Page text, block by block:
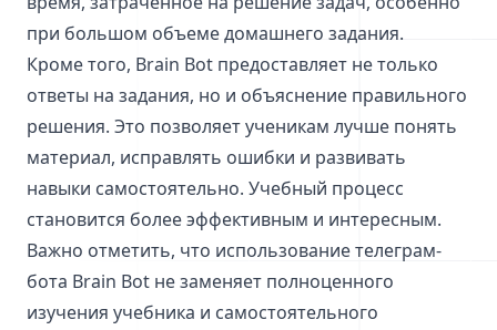
при большом объеме домашнего задания.
Кроме того, Brain Bot предоставляет не только
ответы на задания, но и объяснение правильного
решения. Это позволяет ученикам лучше понять
материал, исправлять ошибки и развивать
навыки самостоятельно. Учебный процесс
становится более эффективным и интересным.
Важно отметить, что использование телеграм-
бота Brain Bot не заменяет полноценного
изучения учебника и самостоятельного